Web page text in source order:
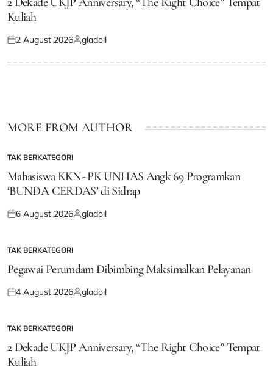
Kuliah
Posted
2 August 2026Posted
gladoil
MORE FROM AUTHOR
POSTED
IN
TAK BERKATEGORI
Mahasiswa KKN- PK UNHAS Angk 69 Programkan
‘BUNDA CERDAS’ di Sidrap
Posted
6 August 2026Posted
gladoil
POSTED
IN
TAK BERKATEGORI
Pegawai Perumdam Dibimbing Maksimalkan Pelayanan
Posted
4 August 2026Posted
gladoil
POSTED
TAK BERKATEGORI
2 Dekade UKJP Anniversary, “The Right Choice” Tempat
Kuliah